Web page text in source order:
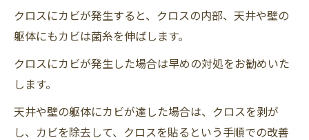
クロスにカビが発生すると、クロスの内部、天井や壁の
躯体にもカビは菌糸を伸ばします。
クロスにカビが発生した場合は早めの対処をお勧めいた
します。
天井や壁の躯体にカビが達した場合は、クロスを剥が
し、カビを除去して、クロスを貼るという手順での改善